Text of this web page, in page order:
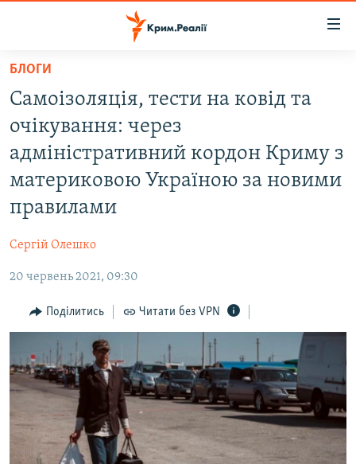
Перейти
основного
матеріалу
Перейти
до
основної
навігації
Перейти
до
ВІДЕО ТА ФОТО
БЛОГИ
ІНТЕРВ'Ю
ВСЕ ЗА ДЕНЬ
СПЕЦПРОЕКТИ
ДЕПОРТАЦІЯ
ВІДЕОУРОКИ «ELIFBE»
СВІДЧЕННЯ ОКУПАЦІЇ
УКРАЇНСЬКА ПРОБЛЕМА КРИМУ
ІНФОГРАФІКА
ЯК ОБІЙТИ БЛОКУВАННЯ
Русский
Qırımtatar
ДОЛУЧАЙСЯ!
БЛОГИ
Самоізоляція, тести на ковід та
очікування: через
адміністративний кордон Криму з
материковою Україною за новими
правилами
Сергій Олешко
20 червень 2021, 09:30
Поділитись Читати без VPN